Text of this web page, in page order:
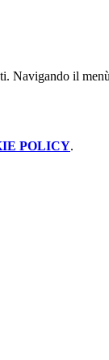
Navigando il
POLICY.